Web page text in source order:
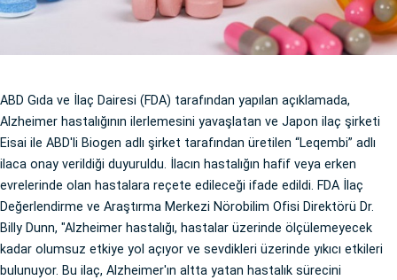
ABD Gıda ve İlaç Dairesi (FDA) tarafından yapılan açıklamada,
Alzheimer hastalığının ilerlemesini yavaşlatan ve Japon ilaç şirketi
Eisai ile ABD'li Biogen adlı şirket tarafından üretilen “Leqembi” adlı
ilaca onay verildiği duyuruldu. İlacın hastalığın hafif veya erken
evrelerinde olan hastalara reçete edileceği ifade edildi. FDA İlaç
Değerlendirme ve Araştırma Merkezi Nörobilim Ofisi Direktörü Dr.
Billy Dunn, "Alzheimer hastalığı, hastalar üzerinde ölçülemeyecek
kadar olumsuz etkiye yol açıyor ve sevdikleri üzerinde yıkıcı etkileri
bulunuyor. Bu ilaç, Alzheimer'ın altta yatan hastalık sürecini